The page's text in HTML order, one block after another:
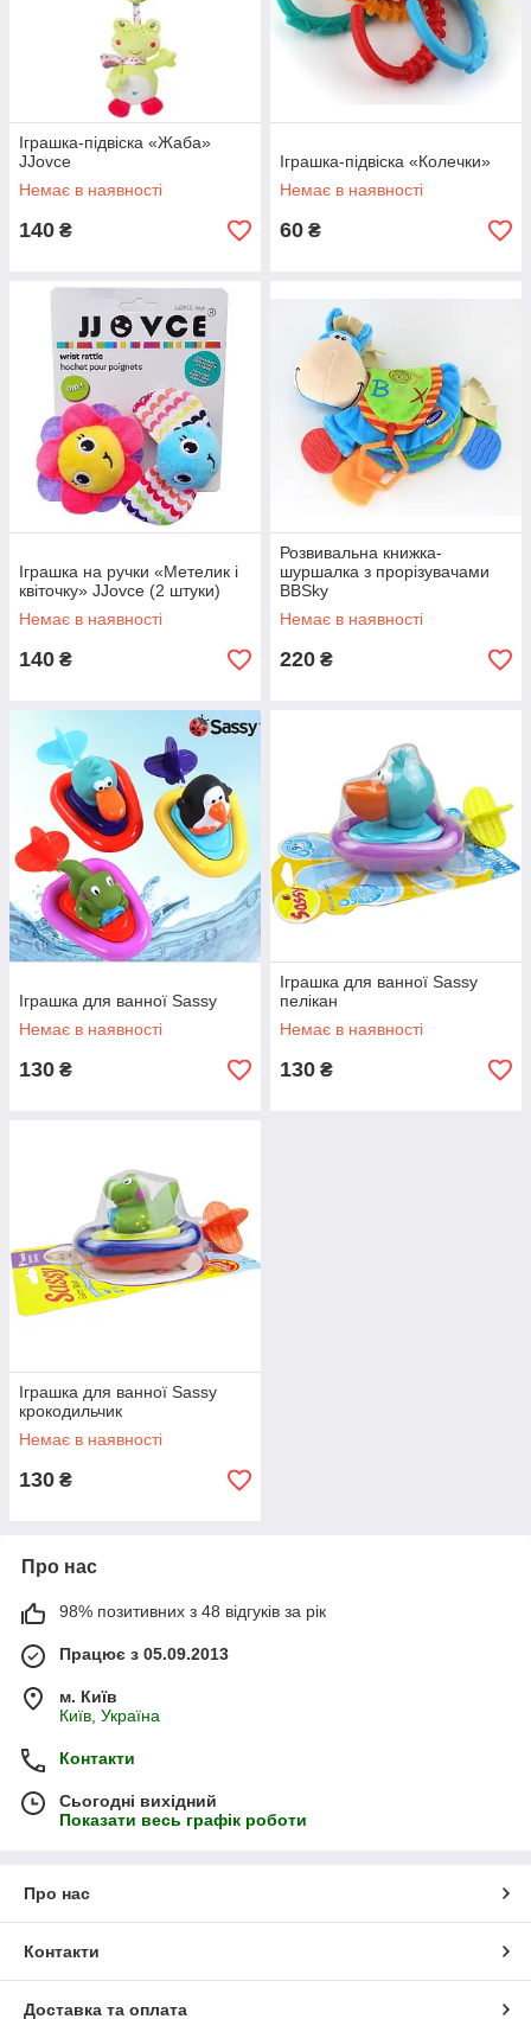
Іграшка-підвіска «Жаба»
JJovce
Немає в наявності
140 ₴
Іграшка-підвіска «Колечки»
Немає в наявності
60 ₴
Іграшка на ручки «Метелик і
квіточку» JJovce (2 штуки)
Немає в наявності
140 ₴
Розвивальна книжка-
шуршалка з прорізувачами
BBSky
Немає в наявності
220 ₴
Іграшка для ванної Sassy
Немає в наявності
130 ₴
Іграшка для ванної Sassy
пелікан
Немає в наявності
130 ₴
Іграшка для ванної Sassy
крокодильчик
Немає в наявності
130 ₴
Про нас
98% позитивних з 48 відгуків за рік
Працює з 05.09.2013
м. Київ
Київ, Україна
Контакти
Сьогодні вихідний
Показати весь графік роботи
Про нас
Контакти
Доставка та оплата